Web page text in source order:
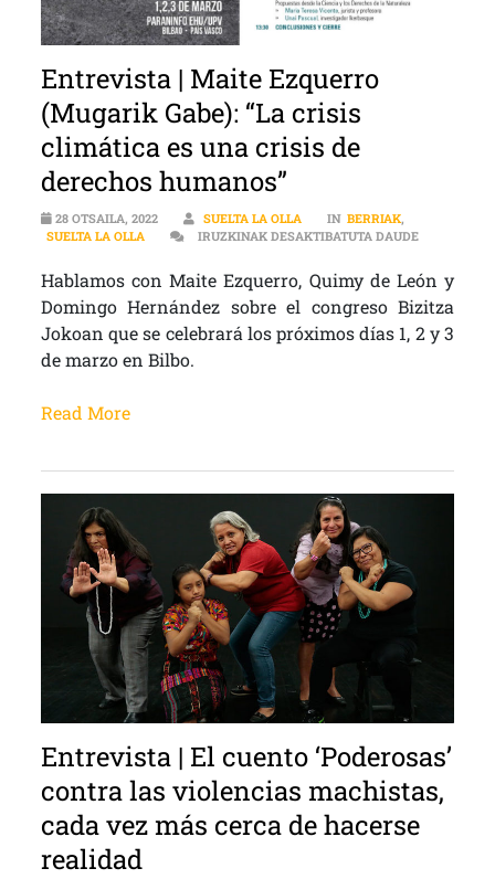
Entrevista | Maite Ezquerro
(Mugarik Gabe): “La crisis
climática es una crisis de
derechos humanos”
28 OTSAILA, 2022 SUELTA LA OLLA IN BERRIAK,
SUELTA LA OLLA
IRUZKINAK DESAKTIBATUTA DAUDE
Hablamos con Maite Ezquerro, Quimy de León y
Domingo Hernández sobre el congreso Bizitza
Jokoan que se celebrará los próximos días 1, 2 y 3
de marzo en Bilbo.
Read More
Entrevista | El cuento ‘Poderosas’
contra las violencias machistas,
cada vez más cerca de hacerse
realidad